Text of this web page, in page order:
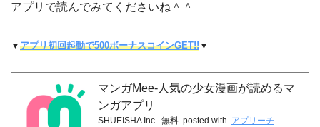
アプリで読んでみてくださいね＾＾
▼ アプリ初回起動で500ボーナスコインGET!!▼
マンガMee-人気の少女漫画が読めるマ
ンガアプリ
SHUEISHA Inc. 無料 posted with アプリーチ